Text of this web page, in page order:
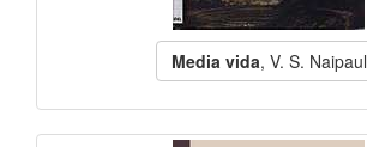
Media vida, V. S. Naipaul